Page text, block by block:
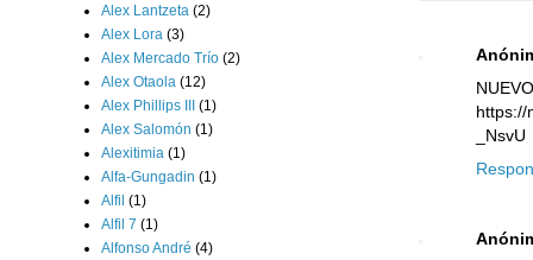
https://
_NsvU
Alex Lantzeta (2)
Alex Lora (3)
Alex Mercado Trío (2)
Alex Otaola (12)
Alex Phillips III
(1)
Alex Salomón (1)
Alexitimia (1)
Alfa-Gungadin (1)
Alfil (1)
Alfil 7 (1)
Alfonso André (4)